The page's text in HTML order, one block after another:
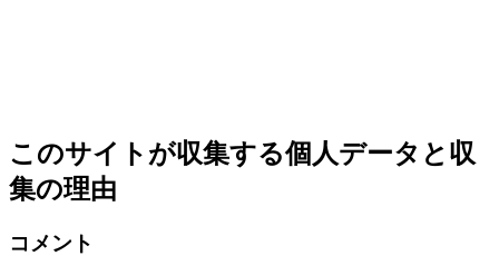
このサイトが収集する個人データと収
集の理由
コメント